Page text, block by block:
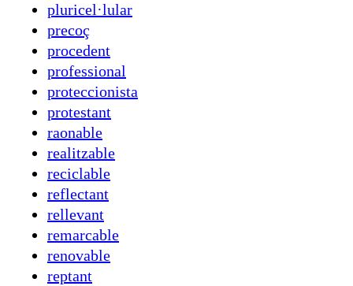
pluricel·lular
precoç
procedent
professional
proteccionista
protestant
raonable
realitzable
reciclable
reflectant
rellevant
remarcable
renovable
reptant